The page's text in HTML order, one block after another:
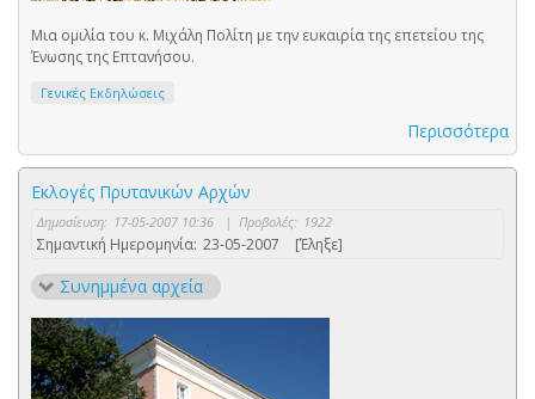
Μια ομιλία του κ. Μιχάλη Πολίτη με την ευκαιρία της επετείου της
Ένωσης της Επτανήσου.
Γενικές Εκδηλώσεις
Περισσότερα
Εκλογές Πρυτανικών Αρχών
Δημοσίευση: 17-05-2007 10:36 | Προβολές: 1922
Σημαντική Ημερομηνία: 23-05-2007 [Έληξε]
Συνημμένα αρχεία